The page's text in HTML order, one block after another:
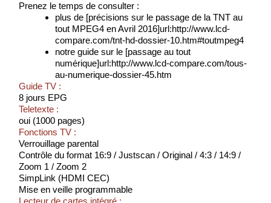
Prenez le temps de consulter :
plus de [précisions sur le passage de la TNT au
tout MPEG4 en Avril 2016]url:http://www.lcd-
compare.com/tnt-hd-dossier-10.htm#toutmpeg4
notre guide sur le [passage au tout
numérique]url:http://www.lcd-compare.com/tous-
au-numerique-dossier-45.htm
Guide TV :
8 jours EPG
Teletexte :
oui (1000 pages)
Fonctions TV :
Verrouillage parental
Contrôle du format 16:9 / Justscan / Original / 4:3 / 14:9 /
Zoom 1 / Zoom 2
SimpLink (HDMI CEC)
Mise en veille programmable